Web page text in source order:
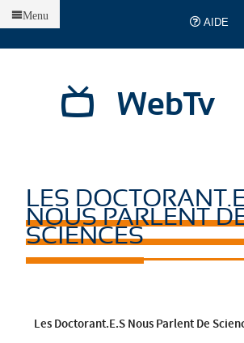
AIDE
WebTv
Menu
LES
NOUS PARLENT
SCIENCES
Les Doctorant.e.s Nous Parlent De